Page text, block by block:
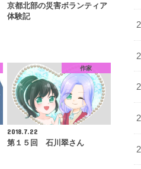
京都北部の災害ボランティア
体験記
作家
2018.7.22
第１５回 石川翠さん